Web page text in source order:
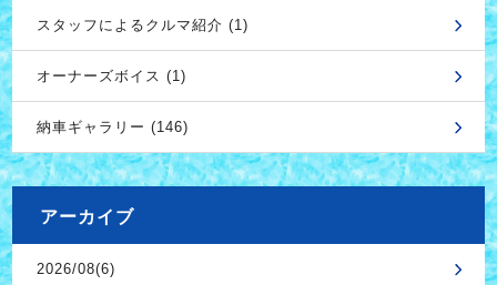
スタッフによるクルマ紹介 (1)
オーナーズボイス (1)
納車ギャラリー (146)
アーカイブ
2026/08(6)